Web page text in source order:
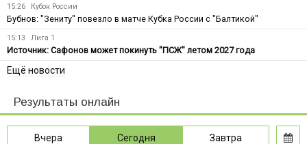
15:26 Кубок России
Бубнов: "Зениту" повезло в матче Кубка России с "Балтикой"
15:13 Лига 1
Источник: Сафонов может покинуть "ПСЖ" летом 2027 года
Ещё новости
Результаты онлайн
Вчера Сегодня Завтра